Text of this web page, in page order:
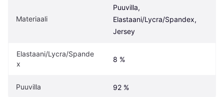
Materiaali
Puuvilla,
Elastaani/Lycra/Spandex,
Jersey
Elastaani/Lycra/Spande
x
8 %
Puuvilla 92 %